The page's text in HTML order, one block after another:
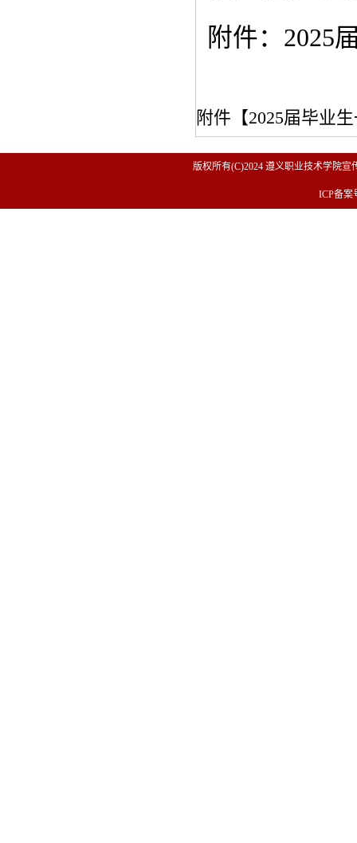
附件： 2025
附件【2025届毕业
版权所有(C)2024 遵义职业技术学院宣
ICP备案